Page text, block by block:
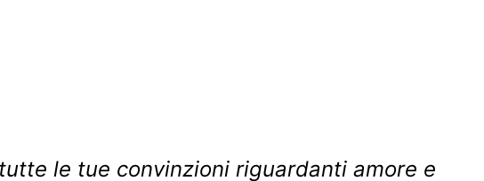
le tue convinzioni riguardanti amore e